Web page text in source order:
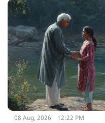
पर की जा रही है.
08 Aug, 2026 12:22 PM